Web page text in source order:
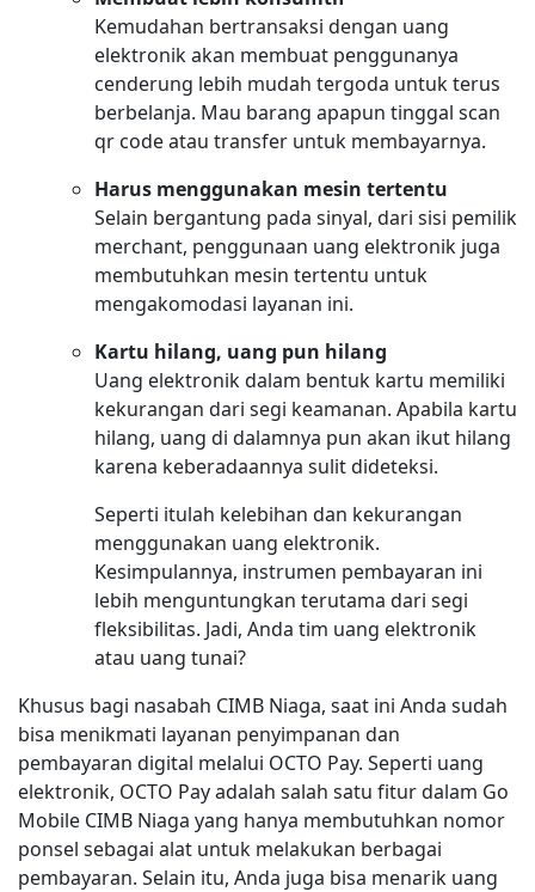
Kemudahan bertransaksi dengan uang
elektronik akan membuat penggunanya
cenderung lebih mudah tergoda untuk terus
berbelanja. Mau barang apapun tinggal scan
qr code atau transfer untuk membayarnya.
Harus menggunakan mesin tertentu
Selain bergantung pada sinyal, dari sisi pemilik
merchant, penggunaan uang elektronik juga
membutuhkan mesin tertentu untuk
mengakomodasi layanan ini.
Kartu hilang, uang pun hilang
Uang elektronik dalam bentuk kartu memiliki
kekurangan dari segi keamanan. Apabila kartu
hilang, uang di dalamnya pun akan ikut hilang
karena keberadaannya sulit dideteksi.
Seperti itulah kelebihan dan kekurangan
menggunakan uang elektronik.
Kesimpulannya, instrumen pembayaran ini
lebih menguntungkan terutama dari segi
fleksibilitas. Jadi, Anda tim uang elektronik
atau uang tunai?
Khusus bagi nasabah CIMB Niaga, saat ini Anda sudah
bisa menikmati layanan penyimpanan dan
pembayaran digital melalui OCTO Pay. Seperti uang
elektronik, OCTO Pay adalah salah satu fitur dalam Go
Mobile CIMB Niaga yang hanya membutuhkan nomor
ponsel sebagai alat untuk melakukan berbagai
pembayaran. Selain itu, Anda juga bisa menarik uang